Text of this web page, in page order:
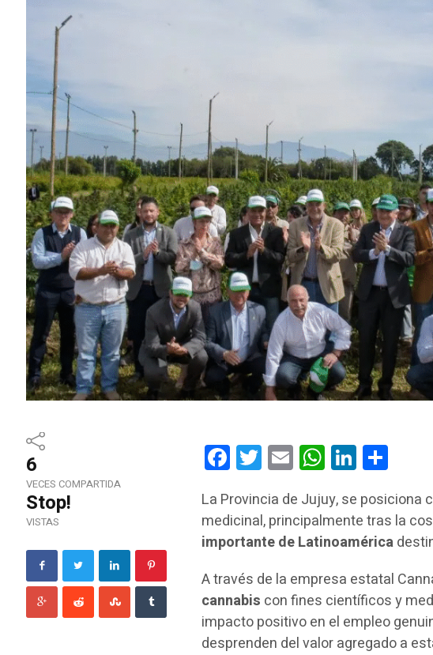
6
VECES COMPARTIDA
Stop!
VISTAS
FacebookTwitterEmail WhatsAppLinkedIn
La Provincia de Jujuy, se posiciona
medicinal, principalmente tras la
importante de Latinoamérica
A través de la empresa estatal
cannabis con fines científicos y
impacto positivo en el empleo
desprenden del valor agregado a